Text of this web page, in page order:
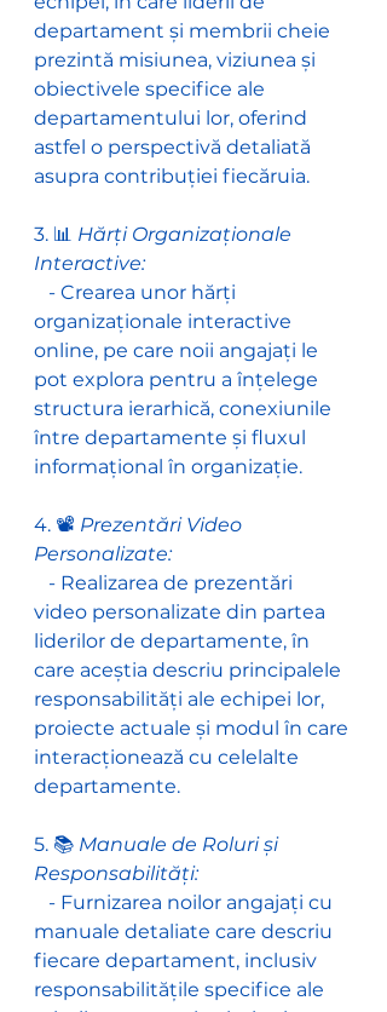
departament și membrii cheie
prezintă misiunea, viziunea și
obiectivele specifice ale
departamentului lor, oferind
astfel o perspectivă detaliată
asupra contribuției fiecăruia.
3. 📊 Hărți Organizaționale
Interactive:
organizaționale interactive
online, pe care noii angajați le
pot explora pentru a înțelege
structura ierarhică, conexiunile
între departamente și fluxul
informațional în organizație.
4. 📽️ Prezentări Video
Personalizate:
video personalizate din partea
liderilor de departamente, în
care aceștia descriu principalele
responsabilități ale echipei lor,
proiecte actuale și modul în care
interacționează cu celelalte
departamente.
5. 📚 Manuale de Roluri și
Responsabilități:
manuale detaliate care descriu
fiecare departament, inclusiv
responsabilitățile specifice ale